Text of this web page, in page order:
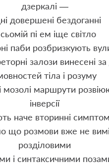
дзеркалі —
довершені бездоганні
пі ем іще світло
паби розбризкують
залози винесені
тіла і розуму
мозолі маршрути
інверсії
наче вторинні
що розмови вже не
розділовими
і синтаксичними